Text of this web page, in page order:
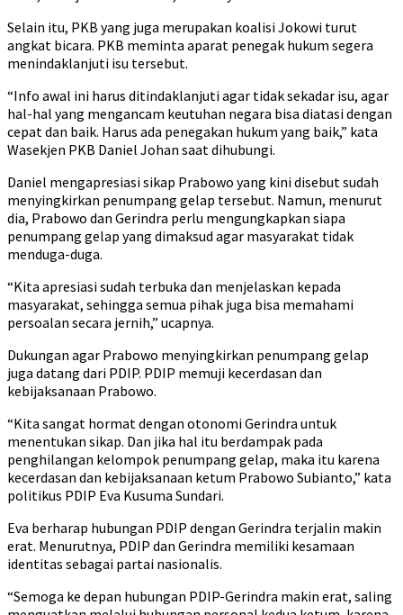
Selain itu, PKB yang juga merupakan koalisi Jokowi turut
angkat bicara. PKB meminta aparat penegak hukum segera
menindaklanjuti isu tersebut.
“Info awal ini harus ditindaklanjuti agar tidak sekadar isu, agar
hal-hal yang mengancam keutuhan negara bisa diatasi dengan
cepat dan baik. Harus ada penegakan hukum yang baik,” kata
Wasekjen PKB Daniel Johan saat dihubungi.
Daniel mengapresiasi sikap Prabowo yang kini disebut sudah
menyingkirkan penumpang gelap tersebut. Namun, menurut
dia, Prabowo dan Gerindra perlu mengungkapkan siapa
penumpang gelap yang dimaksud agar masyarakat tidak
menduga-duga.
“Kita apresiasi sudah terbuka dan menjelaskan kepada
masyarakat, sehingga semua pihak juga bisa memahami
persoalan secara jernih,” ucapnya.
Dukungan agar Prabowo menyingkirkan penumpang gelap
juga datang dari PDIP. PDIP memuji kecerdasan dan
kebijaksanaan Prabowo.
“Kita sangat hormat dengan otonomi Gerindra untuk
menentukan sikap. Dan jika hal itu berdampak pada
penghilangan kelompok penumpang gelap, maka itu karena
kecerdasan dan kebijaksanaan ketum Prabowo Subianto,” kata
politikus PDIP Eva Kusuma Sundari.
Eva berharap hubungan PDIP dengan Gerindra terjalin makin
erat. Menurutnya, PDIP dan Gerindra memiliki kesamaan
identitas sebagai partai nasionalis.
“Semoga ke depan hubungan PDIP-Gerindra makin erat, saling